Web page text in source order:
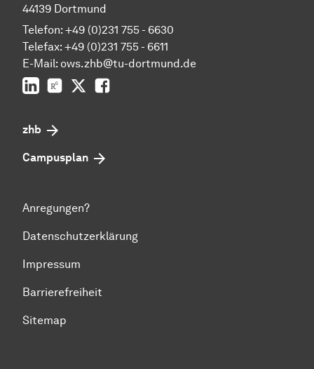
44139 Dortmund
Telefon: +49 (0)231 755 - 6630
Telefax: +49 (0)231 755 - 6611
E-Mail: ows.zhb@tu-dortmund.de
LinkedInResearchGate
Twitter
zhb
Campusplan
Anregungen?
Datenschutzerklärung
Impressum
Barrierefreiheit
Sitemap